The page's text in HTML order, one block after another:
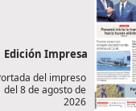
Edición Impresa
del impreso
del 8 de agosto de
2026